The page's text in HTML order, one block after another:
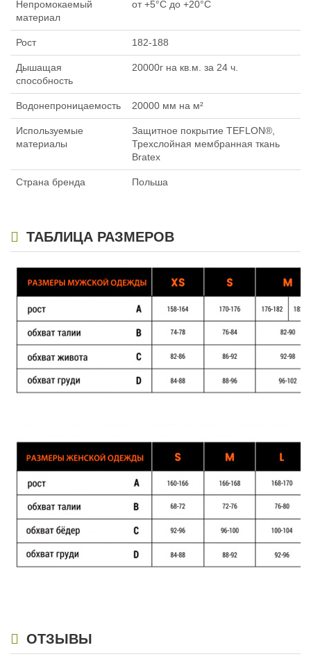
Непромокаемый
материал
от +5°C до +20°C
Рост 182-188
Дышащая
способность
20000г на кв.м. за 24 ч.
Водонепроницаемость 20000 мм на м²
Используемые
материалы
Защитное покрытие TEFLON®,
Трехслойная мембранная ткань
Bratex
Страна бренда Польша
ТАБЛИЦА РАЗМЕРОВ
ОТЗЫВЫ